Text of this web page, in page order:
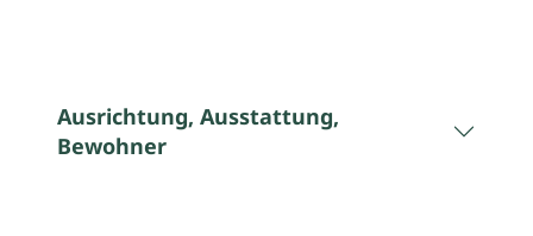
Ausrichtung, Ausstattung,
Bewohner